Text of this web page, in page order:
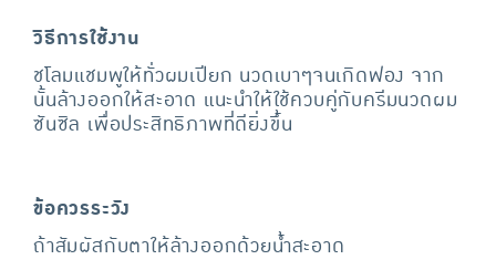
วิธีการใช้งาน
ชโลมแชมพูให้ทั่วผมเปียก นวดเบาๆจนเกิดฟอง จาก
นั้นล้างออกให้สะอาด แนะนำให้ใช้ควบคู่กับครีมนวดผม
ซันซิล เพื่อประสิทธิภาพที่ดียิ่งขึ้น
ข้อควรระวัง
ถ้าสัมผัสกับตาให้ล้างออกด้วยน้ำสะอาด